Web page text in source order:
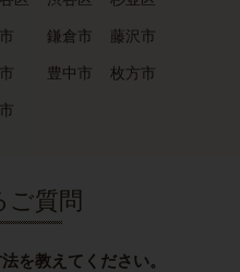
鎌倉市 藤沢市
豊中市 枚方市
ご質問
を教えてください。